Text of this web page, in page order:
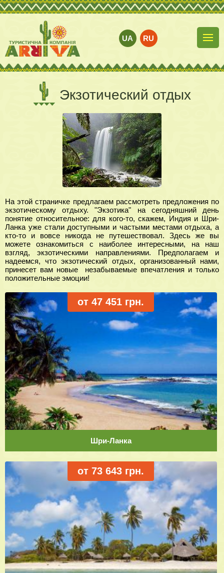
UA RU
Экзотический отдых
На этой страничке предлагаем рассмотреть предложения по
экзотическому отдыху. "Экзотика" на сегодняшний день
понятие относительное: для кого-то, скажем, Индия и Шри-
Ланка уже стали доступными и частыми местами отдыха, а
кто-то и вовсе никогда не путешествовал. Здесь же вы
можете ознакомиться с наиболее интересными, на наш
взгляд, экзотическими направлениями. Предполагаем и
надеемся, что экзотический отдых, организованный нами,
принесет вам новые незабываемые впечатления и только
положительные эмоции!
от 47 451 грн.
Шри-Ланка
от 73 643 грн.